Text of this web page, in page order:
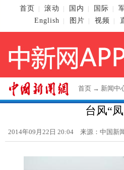
首页 滚动 国内 国际
English
图片 视频
首页 → 新闻中
台风“
2014年09月22日 20:04 来源： 中国新